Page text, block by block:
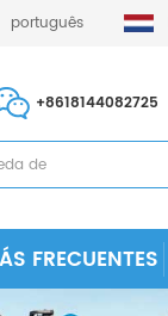
português
+8618144082725
FRECUENTES